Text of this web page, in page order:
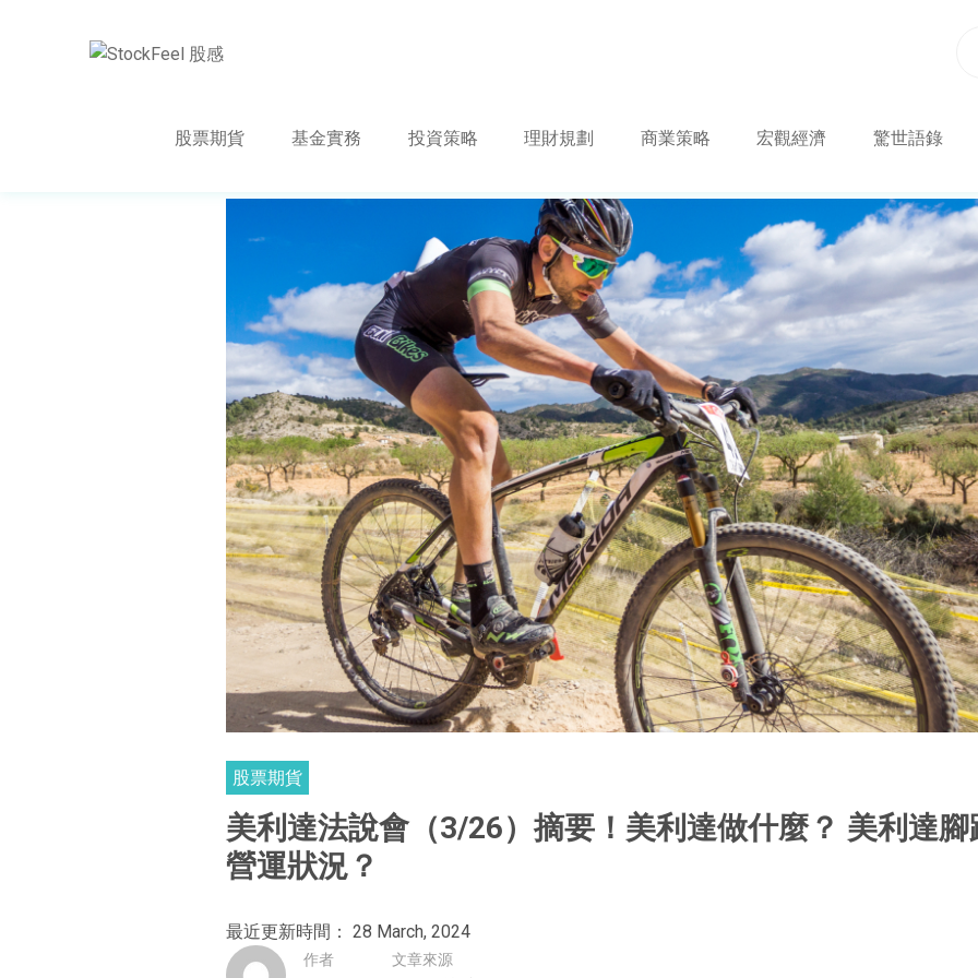
股票期貨 基金實務 投資策略 理財規劃 商業策略 宏觀經濟 驚世語錄
股票期貨
美利達法說會（3/26）摘要！美利達做什麼？ 美利達腳
營運狀況？
最近更新時間： 28 March, 2024
作者 文章來源